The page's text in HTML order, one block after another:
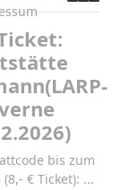
bis zum
(8,- € Ticket): ...